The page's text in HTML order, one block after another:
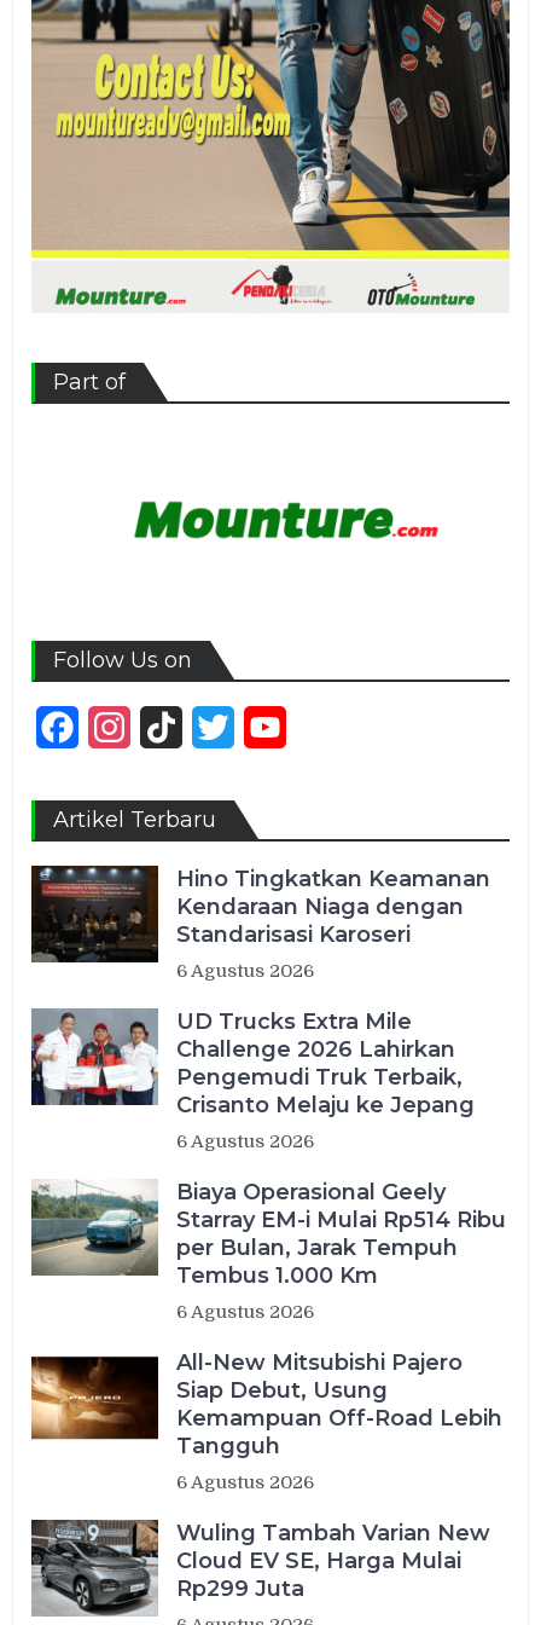
Part of
Follow Us on
FacebookInstagram
TikTok Twitter
Artikel Terbaru
Hino Tingkatkan Keamanan
Kendaraan Niaga dengan
Standarisasi Karoseri
6 Agustus 2026
UD Trucks Extra Mile
Challenge 2026 Lahirkan
Pengemudi Truk Terbaik,
Crisanto Melaju ke Jepang
6 Agustus 2026
Biaya Operasional Geely
Starray EM-i Mulai Rp514 Ribu
per Bulan, Jarak Tempuh
Tembus 1.000 Km
6 Agustus 2026
All-New Mitsubishi Pajero
Siap Debut, Usung
Kemampuan Off-Road Lebih
Tangguh
6 Agustus 2026
Wuling Tambah Varian New
Cloud EV SE, Harga Mulai
Rp299 Juta